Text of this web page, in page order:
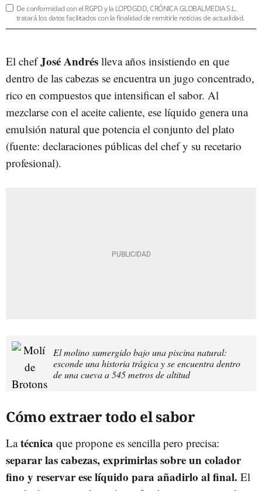
De conformidad con el RGPD y la LOPDGDD, CRÓNICA GLOBALMEDIA S.L.
tratará los datos facilitados con la finalidad de remitirle noticias de actualidad.
El chefJosé Andrés lleva años insistiendo en que
dentro de las cabezas se encuentra un jugo concentrado,
rico en compuestos que intensifican el sabor. Al
mezclarse con el aceite caliente, ese líquido genera una
emulsión natural que potencia el conjunto del plato
(fuente: declaraciones públicas del chef y su recetario
profesional).
El molino sumergido bajo una piscina natural:
esconde una historia trágica y se encuentra dentro
de una cueva a 545 metros de altitud
Cómo extraer todo el sabor
Latécnica que propone es sencilla pero precisa:
separar las cabezas, exprimirlas sobre un colador
fino y reservar ese líquido para añadirlo al final. El